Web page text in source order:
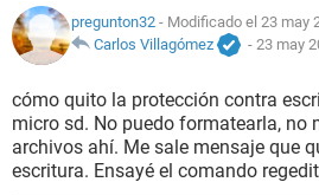
pregunton32 - Modificado el 23 may
Carlos Villagómez
- 23 may
cómo quito la protección contra
micro sd. No puedo formatearla, no
archivos ahí. Me sale mensaje que
escritura. Ensayé el comando